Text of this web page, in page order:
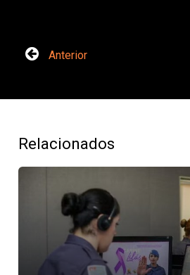
Anterior
Relacionados